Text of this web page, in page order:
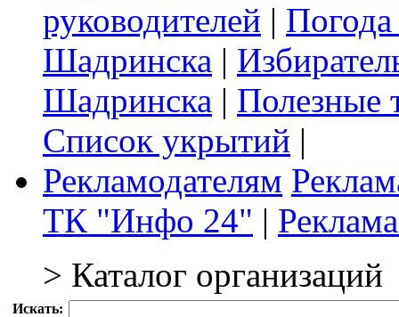
руководителей |
Шадринска |
Шадринска | Полезные
Список укрытий |
Рекламодателям
ТК "Инфо 24" |
> Каталог организаций
Искать: